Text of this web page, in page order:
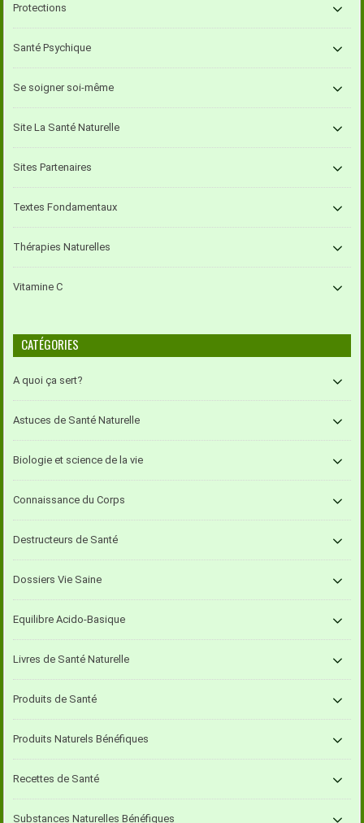
Protections
Santé Psychique
Se soigner soi-même
Site La Santé Naturelle
Sites Partenaires
Textes Fondamentaux
Thérapies Naturelles
Vitamine C
CATÉGORIES
A quoi ça sert?
Astuces de Santé Naturelle
Biologie et science de la vie
Connaissance du Corps
Destructeurs de Santé
Dossiers Vie Saine
Equilibre Acido-Basique
Livres de Santé Naturelle
Produits de Santé
Produits Naturels Bénéfiques
Recettes de Santé
Substances Naturelles Bénéfiques